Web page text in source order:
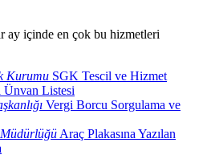
ay içinde en çok bu hizmetleri
Kurumu SGK Tescil ve Hizmet
Listesi
Vergi Borcu Sorgulama ve
Araç Plakasına Yazılan